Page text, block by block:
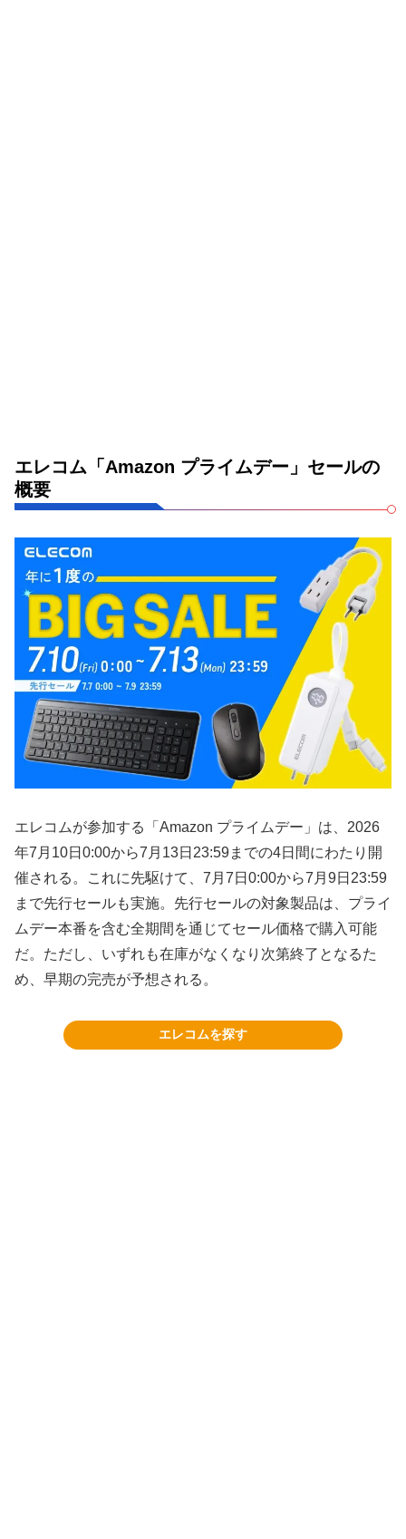
エレコム「Amazon プライムデー」セールの
概要
エレコムが参加する「Amazon プライムデー」は、2026
年7月10日0:00から7月13日23:59までの4日間にわたり開
催される。これに先駆けて、7月7日0:00から7月9日23:59
まで先行セールも実施。先行セールの対象製品は、プライ
ムデー本番を含む全期間を通じてセール価格で購入可能
だ。ただし、いずれも在庫がなくなり次第終了となるた
め、早期の完売が予想される。
エレコムを探す